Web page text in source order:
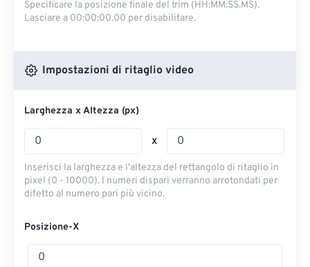
Specificare la posizione finale del trim (HH:MM:SS.MS).
Lasciare a 00:00:00.00 per disabilitare.
Impostazioni di ritaglio video
Larghezza x Altezza (px)
x
Inserisci la larghezza e l'altezza del rettangolo di ritaglio in
pixel (0 - 10000). I numeri dispari verranno arrotondati per
difetto al numero pari più vicino.
Posizione-X